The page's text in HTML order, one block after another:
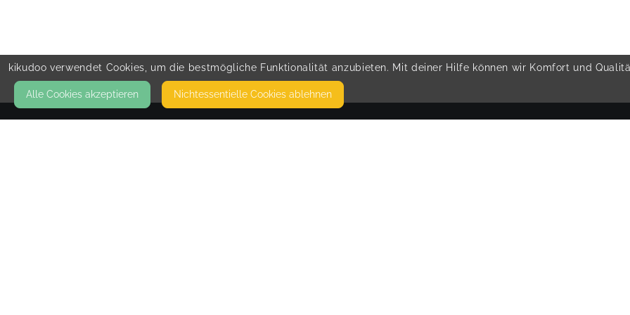
kikudoo verwendet Cookies, um die bestmögliche Funktionalität anzubieten. Mit deiner Hilfe können wir Komfort und
Alle Cookies akzeptieren Nicht­essentielle Cookies ablehnen